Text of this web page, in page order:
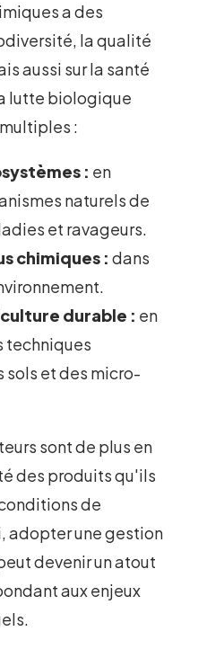
a des
la qualité
aussi sur la santé
lutte biologique
:
: en
naturels de
et ravageurs.
chimiques : dans
durable : en
techniques
sols et des micro-
sont de plus en
des produits qu'ils
de
adopter une gestion
devenir un atout
aux enjeux